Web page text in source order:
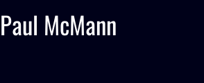
Paul McMann